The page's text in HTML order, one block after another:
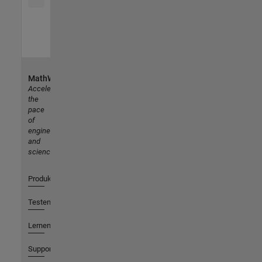
MathWorks
Accelerating
the
pace
of
engineering
and
science
Produkte
Testen oder Kaufen
Lernen
Support